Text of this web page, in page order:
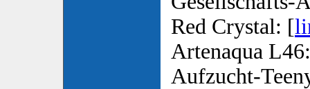
Red Crystal: [
Artenaqua
Aufzucht-